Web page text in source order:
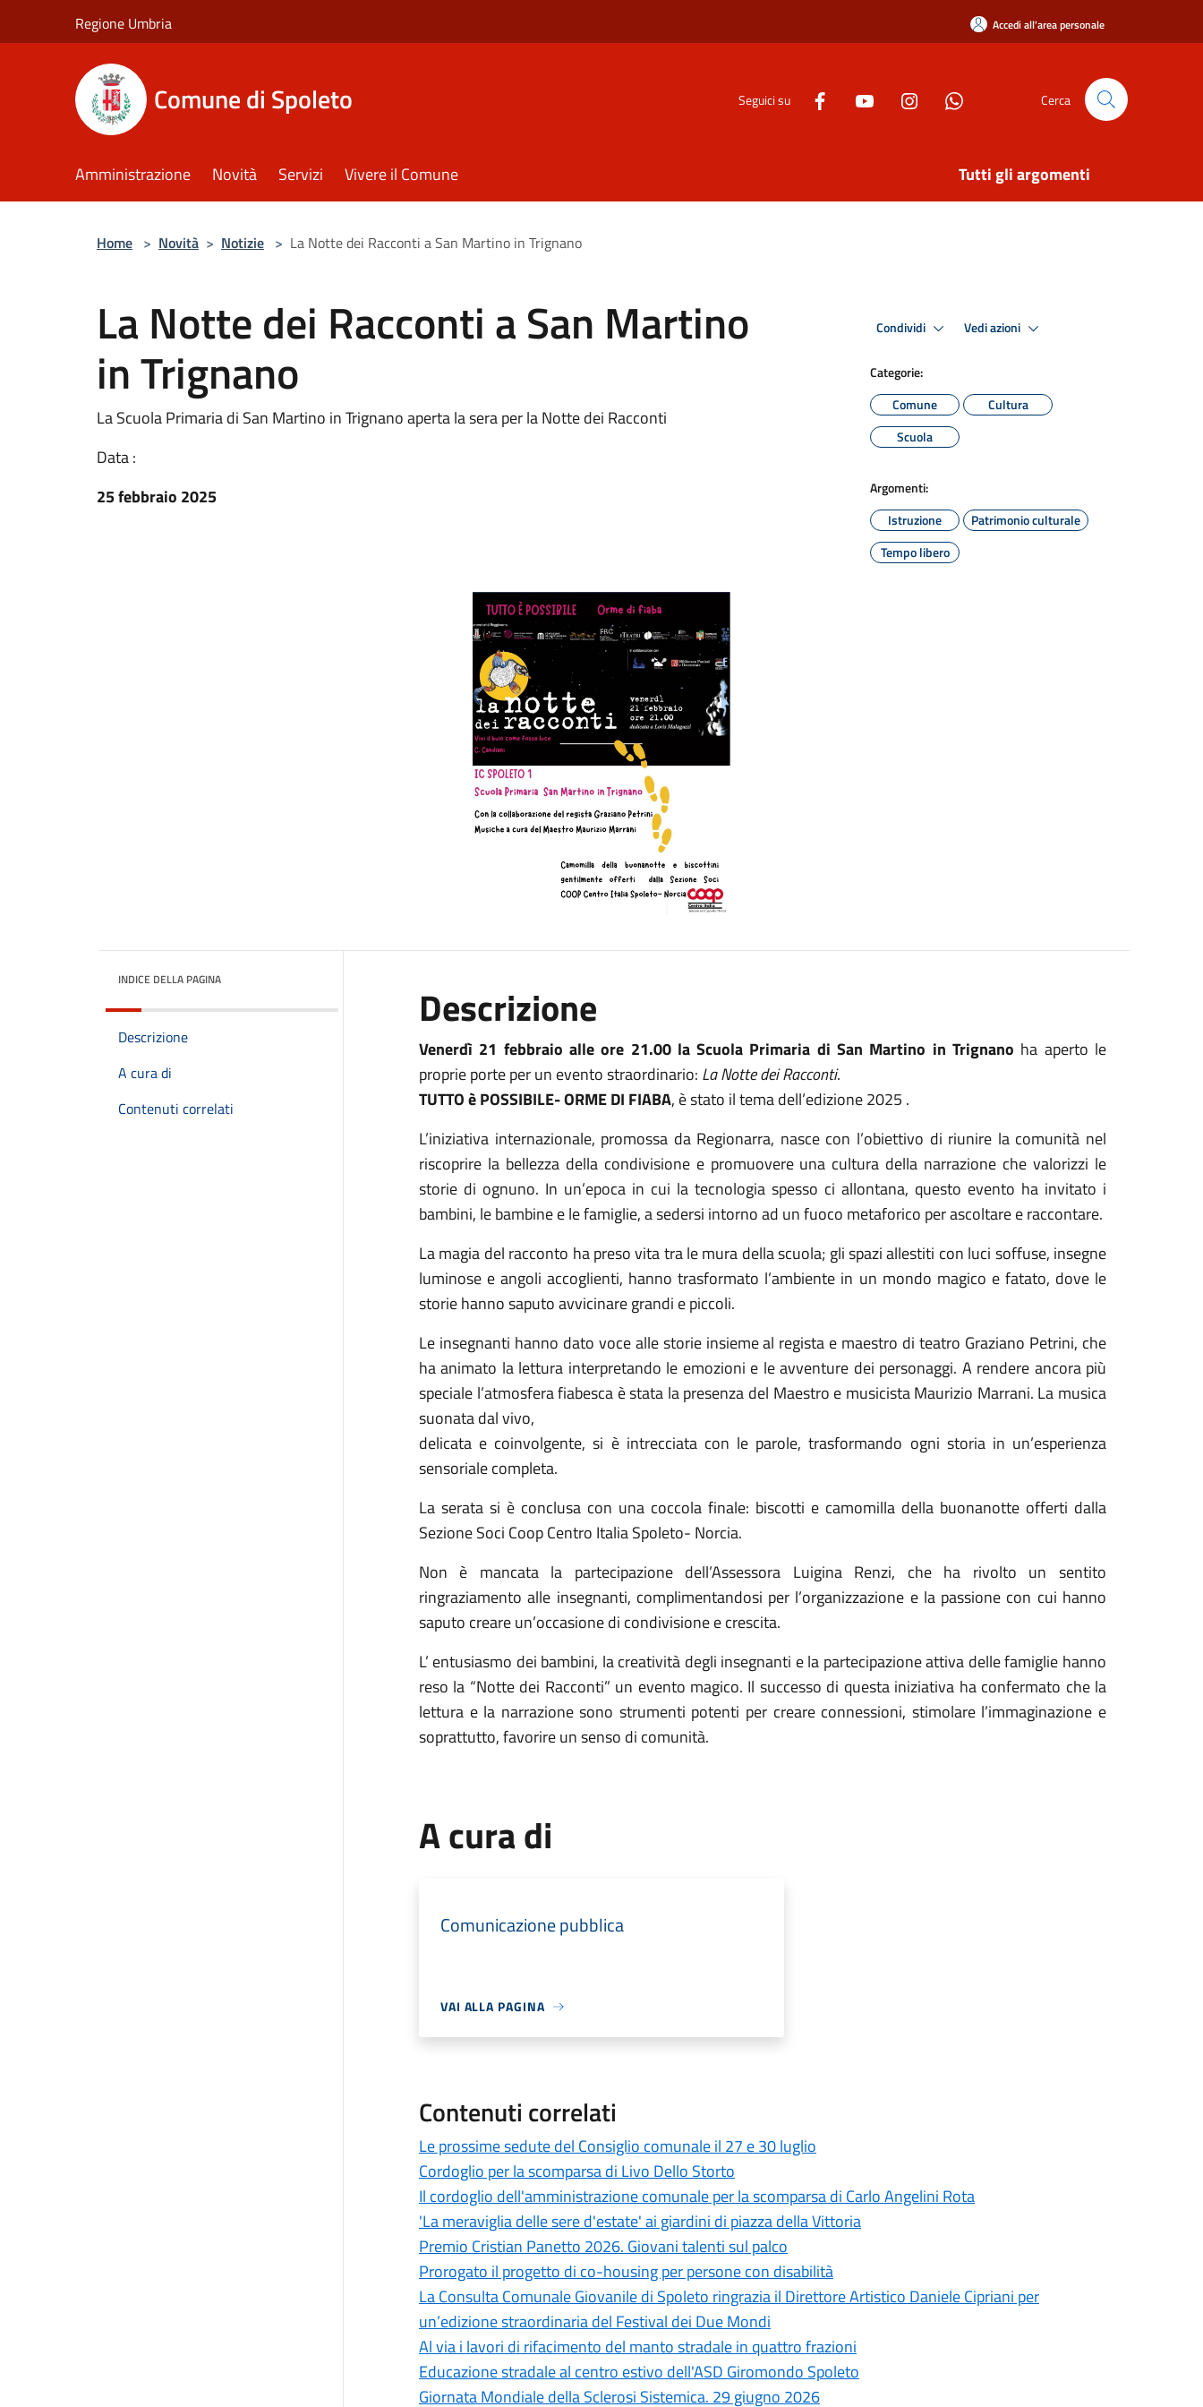
Regione Umbria Accedi all'area personale
Comune di Spoleto Seguici su Cerca
Amministrazione Novità Servizi Vivere il Comune Tutti gli argomenti
Home > Novità > Notizie > La Notte dei Racconti a San Martino in Trignano
La Notte dei Racconti a San Martino
in Trignano
La Scuola Primaria di San Martino in Trignano aperta la sera per la Notte dei Racconti
Data :
25 febbraio 2025
Condividi Vedi azioni
Categorie:
Comune
Cultura
Scuola
Argomenti:
Istruzione
Patrimonio culturale
Tempo libero
INDICE DELLA PAGINA
Descrizione
A cura di
Contenuti correlati
Descrizione
Venerdì 21 febbraio alle ore 21.00 la Scuola Primaria di San Martino in Trignano ha aperto le
proprie porte per un evento straordinario: La Notte dei Racconti.
TUTTO è POSSIBILE- ORME DI FIABA, è stato il tema dell’edizione 2025 .
L’iniziativa internazionale, promossa da Regionarra, nasce con l’obiettivo di riunire la comunità nel
riscoprire la bellezza della condivisione e promuovere una cultura della narrazione che valorizzi le
storie di ognuno. In un’epoca in cui la tecnologia spesso ci allontana, questo evento ha invitato i
bambini, le bambine e le famiglie, a sedersi intorno ad un fuoco metaforico per ascoltare e raccontare.
La magia del racconto ha preso vita tra le mura della scuola; gli spazi allestiti con luci soffuse, insegne
luminose e angoli accoglienti, hanno trasformato l’ambiente in un mondo magico e fatato, dove le
storie hanno saputo avvicinare grandi e piccoli.
Le insegnanti hanno dato voce alle storie insieme al regista e maestro di teatro Graziano Petrini, che
ha animato la lettura interpretando le emozioni e le avventure dei personaggi. A rendere ancora più
speciale l’atmosfera fiabesca è stata la presenza del Maestro e musicista Maurizio Marrani. La musica
suonata dal vivo,
delicata e coinvolgente, si è intrecciata con le parole, trasformando ogni storia in un’esperienza
sensoriale completa.
La serata si è conclusa con una coccola finale: biscotti e camomilla della buonanotte offerti dalla
Sezione Soci Coop Centro Italia Spoleto- Norcia.
Non è mancata la partecipazione dell’Assessora Luigina Renzi, che ha rivolto un sentito
ringraziamento alle insegnanti, complimentandosi per l’organizzazione e la passione con cui hanno
saputo creare un’occasione di condivisione e crescita.
L’ entusiasmo dei bambini, la creatività degli insegnanti e la partecipazione attiva delle famiglie hanno
reso la “Notte dei Racconti” un evento magico. Il successo di questa iniziativa ha confermato che la
lettura e la narrazione sono strumenti potenti per creare connessioni, stimolare l’immaginazione e
soprattutto, favorire un senso di comunità.
A cura di
Comunicazione pubblica
VAI ALLA PAGINA
Contenuti correlati
Le prossime sedute del Consiglio comunale il 27 e 30 luglio
Cordoglio per la scomparsa di Livo Dello Storto
Il cordoglio dell'amministrazione comunale per la scomparsa di Carlo Angelini Rota
'La meraviglia delle sere d'estate' ai giardini di piazza della Vittoria
Premio Cristian Panetto 2026. Giovani talenti sul palco
Prorogato il progetto di co-housing per persone con disabilità
La Consulta Comunale Giovanile di Spoleto ringrazia il Direttore Artistico Daniele Cipriani per
un’edizione straordinaria del Festival dei Due Mondi
Al via i lavori di rifacimento del manto stradale in quattro frazioni
Educazione stradale al centro estivo dell'ASD Giromondo Spoleto
Giornata Mondiale della Sclerosi Sistemica. 29 giugno 2026